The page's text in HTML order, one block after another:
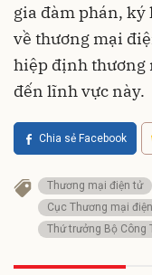
gia đàm phán, ký
về thương mại
hiệp định thương
đến lĩnh vực này.
Chia sẻ Facebook
Thương mại điện tử
Cục Thương mại
Thứ trưởng Bộ Công